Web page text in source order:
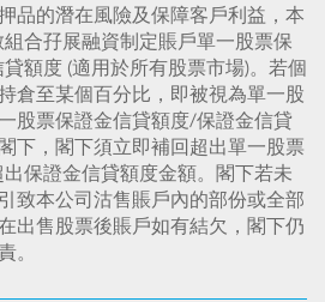
品的潛在風險及保障客戶利益，本
合孖展融資制定賬戶單一股票保
額度 (適用於所有股票市場)。若個
倉至某個百分比，即被視為單一股
股票保證金信貸額度/保證金信貸
下，閣下須立即補回超出單一股票
保證金信貸額度金額。閣下若未
致本公司沽售賬戶內的部份或全部
出售股票後賬戶如有結欠，閣下仍
。